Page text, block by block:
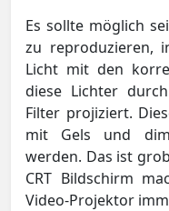
Es sollte möglich
zu reproduzieren,
Licht mit den
diese Lichter
Filter projiziert.
mit Gels und
werden. Das ist
CRT Bildschirm
Video-Projektor